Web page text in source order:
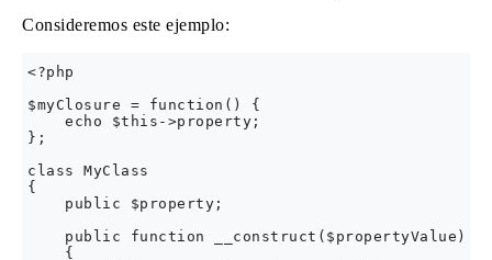
Consideremos este ejemplo:
<?php
$myClosure = function() {
    echo $this->property;
};
class MyClass
{
    public $property;
    public function __construct($propertyValue)
    {